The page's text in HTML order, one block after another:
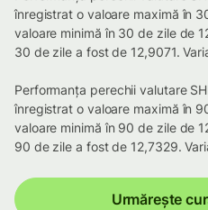
înregistrat o valoare maximă în
valoare minimă în 30 de zile de
30 de zile a fost de 12,9071.
Performanța perechii valutare
înregistrat o valoare maximă în
valoare minimă în 90 de zile de
90 de zile a fost de 12,7329.
Urmărește